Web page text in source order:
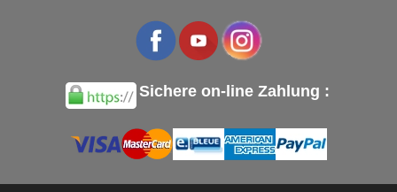
Sichere on-line Zahlung :